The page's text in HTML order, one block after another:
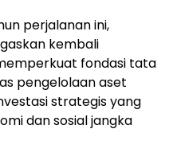
perjalanan ini,
kembali
fondasi tata
pengelolaan aset
strategis yang
dan sosial jangka